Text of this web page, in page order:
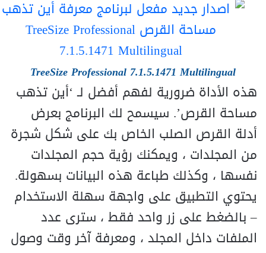
TreeSize Professional 7.1.5.1471 Multilingual
هذه الأداة ضرورية لفهم أفضل لـ ‘أين تذهب
مساحة القرص’. سيسمح لك البرنامج بعرض
أدلة القرص الصلب الخاص بك على شكل شجرة
من المجلدات ، ويمكنك رؤية حجم المجلدات
نفسها ، وكذلك طباعة هذه البيانات بسهولة.
يحتوي التطبيق على واجهة سهلة الاستخدام
– بالضغط على زر واحد فقط ، سترى عدد
الملفات داخل المجلد ، ومعرفة آخر وقت وصول